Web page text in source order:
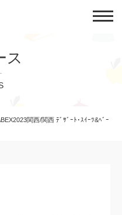
ス
関西/関西 ﾃﾞｻﾞｰﾄ･ｽｲｰﾂ&ﾍﾞｰ